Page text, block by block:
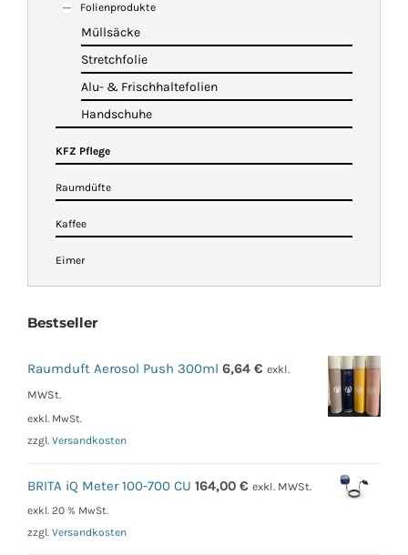
Folienprodukte
Müllsäcke
Stretchfolie
Alu- & Frischhaltefolien
Handschuhe
KFZ Pflege
Raumdüfte
Kaffee
Eimer
Bestseller
Raumduft Aerosol Push 300ml 6,64 € exkl.
MWSt.
exkl. MwSt.
zzgl. Versandkosten
BRITA iQ Meter 100-700 CU 164,00 € exkl. MWSt.
exkl. 20 % MwSt.
zzgl. Versandkosten